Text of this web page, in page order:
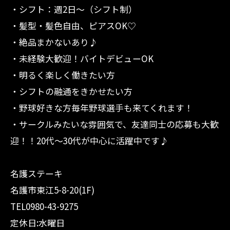
・シフト：週2日〜（シフト制）
・髪型・髪色自由、ピアスOK♡
・絶品まかないあり♪
・未経験大歓迎！バイトデビューOK
・明るく楽しく働きたい方
・シフトの融通をきかせたい方
・野球好きな方毎年野球選手も来てくれます！
・サークルみたいな雰囲気で、友達同士の応募も大歓
迎！！20代〜30代が中心に活躍中です♪
名護ステーキ
名護市東江5-8-20(1F)
TEL0980-43-9275
定休日:水曜日